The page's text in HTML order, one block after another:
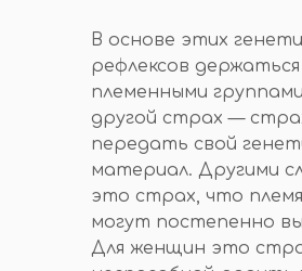
В основе этих
рефлексов
племенными
другой страх —
передать свой
материал. Другими
это страх, что племя
могут постепенно
Для женщин это